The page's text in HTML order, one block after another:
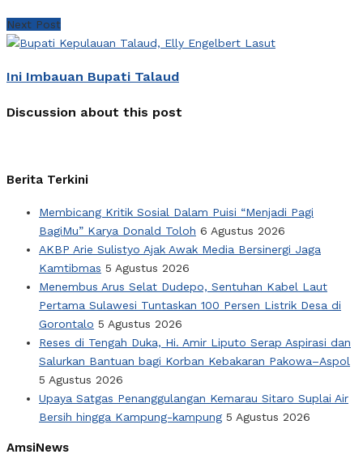
Next Post
Ini Imbauan Bupati Talaud
Discussion about this post
Berita Terkini
Membicang Kritik Sosial Dalam Puisi “Menjadi Pagi
BagiMu” Karya Donald Toloh 6 Agustus 2026
AKBP Arie Sulistyo Ajak Awak Media Bersinergi Jaga
Kamtibmas 5 Agustus 2026
Menembus Arus Selat Dudepo, Sentuhan Kabel Laut
Pertama Sulawesi Tuntaskan 100 Persen Listrik Desa di
Gorontalo 5 Agustus 2026
Reses di Tengah Duka, Hi. Amir Liputo Serap Aspirasi dan
Salurkan Bantuan bagi Korban Kebakaran Pakowa–Aspol
5 Agustus 2026
Upaya Satgas Penanggulangan Kemarau Sitaro Suplai Air
Bersih hingga Kampung-kampung 5 Agustus 2026
AmsiNews